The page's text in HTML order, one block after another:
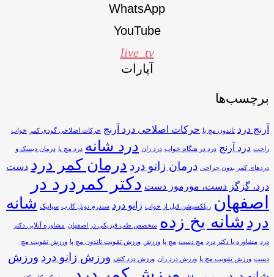
WhatsApp
YouTube
live_tv
آپارات
برچسب‌ها
آرنج درد تاندون مچ پا حرکات اصلاحی درد آرنج حرکات اصلاحی گودی کمر خواب
راحت درد آرنج درد در هنگام خواب درد ران درد شانه درد مچ پا درمان دیسک و
دردهای کمر بدون جراحی درمان زانو درد درمان کمر درد دست
درد، گزگز دست، مورمور دست دکتر کمردرد در
اصفهان ریلکسیشن قبل از خواب زانو درد سندرم تونل کارپ سیاتیک شانه
درد شانه یخ زده متخصص طب فیزیکی در اصفهان مشاوره آنلاین دکتر
درد مشاوره با دکتر درد مچ دست مچ پا ورزش ورزش تقویت تاندون مچ پا ورزش تقویت مچ
دست ورزش تقویت مچ پا ورزش درد ران ورزش درد کتف ورزش زانو درد ورزش